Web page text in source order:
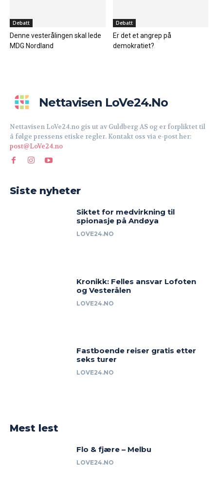
Debatt
Denne vesterålingen skal lede
MDG Nordland
Debatt
Er det et angrep på
demokratiet?
Nettavisen LoVe24.no
Nettavisen LoVe24.no gis ut av Guldberg AS og er forpliktet til
å følge pressens etiske regler. Kontakt oss via e-post her:
post@LoVe24.no
Siste nyheter
Siktet for medvirkning til
spionasje på Andøya
LOVE24.NO
Kronikk: Felles ansvar Lofoten
og Vesterålen
LOVE24.NO
Fastboende reiser gratis etter
seks turer
LOVE24.NO
Mest lest
Flo & fjære – Melbu
LOVE24.NO